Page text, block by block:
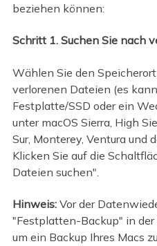
beziehen können:
Schritt 1. Suchen Sie nach
Wählen Sie den
verlorenen Dateien (es
Festplatte/SSD oder ein
unter macOS Sierra, High
Sur, Monterey, Ventura und
Klicken Sie auf die
Dateien suchen".
Hinweis: Vor der
"Festplatten-Backup" in
um ein Backup Ihres Macs